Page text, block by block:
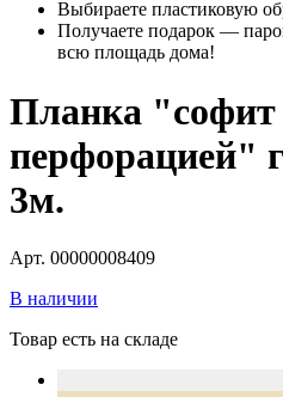
Выбираете пластиковую
Получаете подарок —
всю площадь дома!
Планка "софит
перфорацией"
3м.
Арт. 00000008409
В наличии
Товар есть на складе